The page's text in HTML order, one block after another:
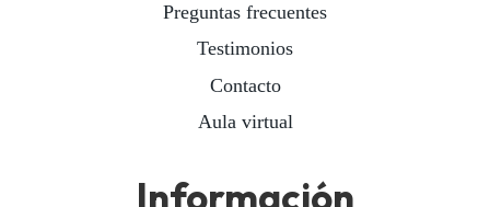
Preguntas frecuentes
Testimonios
Contacto
Aula virtual
Información